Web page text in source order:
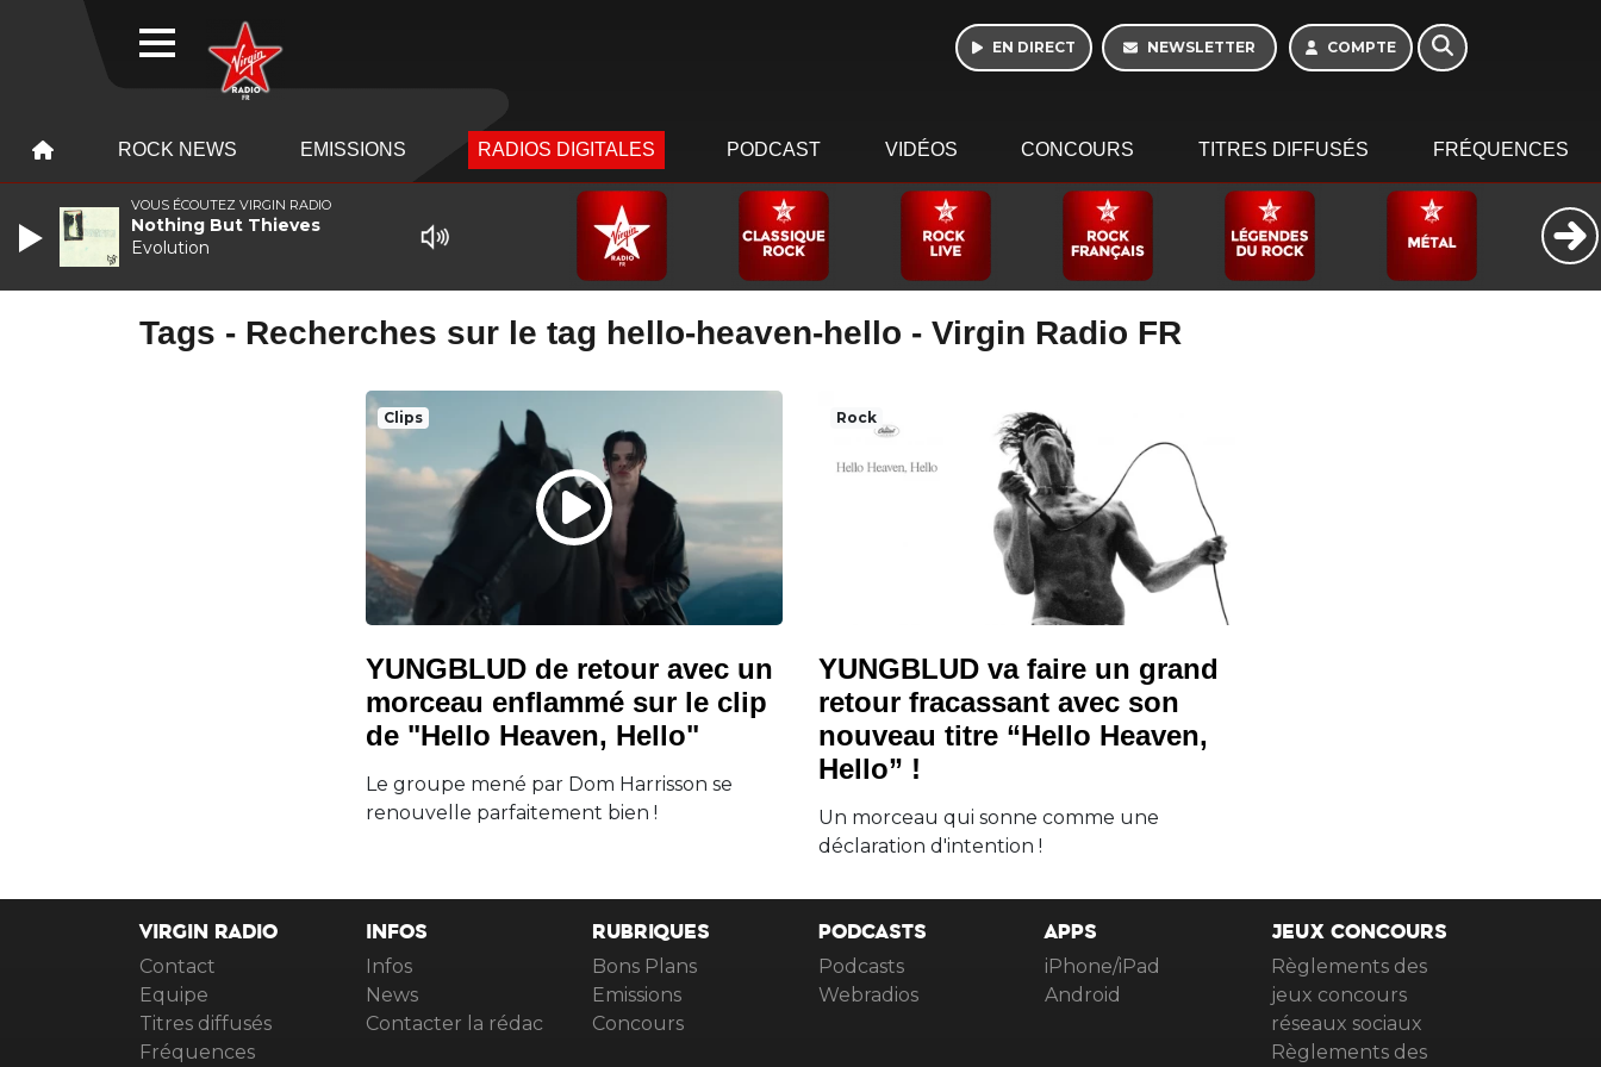
EN DIRECT NEWSLETTER COMPTE
ROCK NEWS EMISSIONS RADIOS DIGITALES PODCAST VIDÉOS CONCOURS TITRES DIFFUSÉS FRÉQUENCES
Tags - Recherches sur le tag hello-heaven-hello - Virgin Radio FR
Clips
YUNGBLUD de retour avec un
morceau enflammé sur le clip
de "Hello Heaven, Hello"
Le groupe mené par Dom Harrisson se
renouvelle parfaitement bien !
Rock
YUNGBLUD va faire un grand
retour fracassant avec son
nouveau titre “Hello Heaven,
Hello” !
Un morceau qui sonne comme une
déclaration d'intention !
VIRGIN RADIO
Contact
Equipe
Titres diffusés
Fréquences
INFOS
Infos
News
Contacter la rédac
RUBRIQUES
Bons Plans
Emissions
Concours
PODCASTS
Podcasts
Webradios
APPS
iPhone/iPad
Android
JEUX CONCOURS
Règlements des
jeux concours
réseaux sociaux
Règlements des
VOUS ÉCOUTEZ VIRGIN RADIO
Nothing But Thieves
Evolution
WEBRADIO
16h - 20h